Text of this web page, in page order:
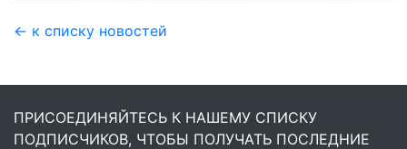
← к списку новостей
ПРИСОЕДИНЯЙТЕСЬ К НАШЕМУ СПИСКУ
ПОДПИСЧИКОВ, ЧТОБЫ ПОЛУЧАТЬ ПОСЛЕДНИЕ